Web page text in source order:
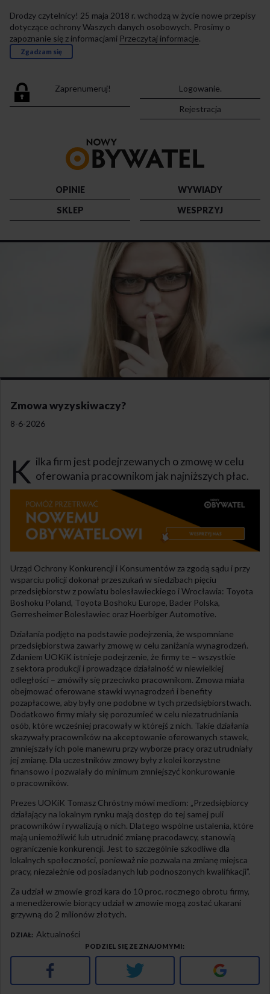
Drodzy czytelnicy! 25 maja 2018 r. wchodzą w życie nowe przepisy
dotyczące ochrony Waszych danych osobowych. Prosimy o
zapoznanie się z informacjami Przeczytaj informacje.
Zgadzam się
Zaprenumeruj!
Logowanie.
Rejestracja
strony
OPINIE
WYWIADY
SKLEP
WESPRZYJ
Zmowa wyzyskiwaczy?
8-6-2026
K ilka firm jest podejrzewanych o zmowę w celu
oferowania pracownikom jak najniższych płac.
Urząd Ochrony Konkurencji i Konsumentów za zgodą sądu i przy
wsparciu policji dokonał przeszukań w siedzibach pięciu
przedsiębiorstw z powiatu bolesławieckiego i Wrocławia: Toyota
Boshoku Poland, Toyota Boshoku Europe, Bader Polska,
Gerresheimer Bolesławiec oraz Hoerbiger Automotive.
Działania podjęto na podstawie podejrzenia, że wspomniane
przedsiębiorstwa zawarły zmowę w celu zaniżania wynagrodzeń.
Zdaniem UOKiK istnieje podejrzenie, że firmy te – wszystkie
z sektora produkcji i prowadzące działalność w niewielkiej
odległości – zmówiły się przeciwko pracownikom. Zmowa miała
obejmować oferowane stawki wynagrodzeń i benefity
pozapłacowe, aby były one podobne w tych przedsiębiorstwach.
Dodatkowo firmy miały się porozumieć w celu niezatrudniania
osób, które wcześniej pracowały w którejś z nich. Takie działania
skazywały pracowników na akceptowanie oferowanych stawek,
zmniejszały ich pole manewru przy wyborze pracy oraz utrudniały
jej zmianę. Dla uczestników zmowy były z kolei korzystne
finansowo i pozwalały do minimum zmniejszyć konkurowanie
o pracowników.
Prezes UOKiK Tomasz Chróstny mówi mediom: „Przedsiębiorcy
działający na lokalnym rynku mają dostęp do tej samej puli
pracowników i rywalizują o nich. Dlatego wspólne ustalenia, które
mają uniemożliwić lub utrudnić zmianę pracodawcy, stanowią
ograniczenie konkurencji. Jest to szczególnie szkodliwe dla
lokalnych społeczności, ponieważ nie pozwala na zmianę miejsca
pracy, niezależnie od posiadanych lub podnoszonych kwalifikacji”.
Za udział w zmowie grozi kara do 10 proc. rocznego obrotu firmy,
a menedżerowie biorący udział w zmowie mogą zostać ukarani
grzywną do 2 milionów złotych.
DZIAŁ Aktualności
PODZIEL SIĘ ZE ZNAJOMYMI
Facebook Twitter Google+